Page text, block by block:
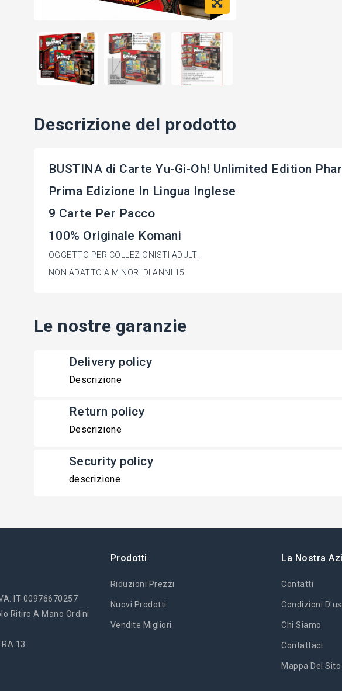
Descrizione del prodotto
BUSTINA di Carte Yu-Gi-Oh! Unlimited Edition
Prima Edizione In Lingua Inglese
9 Carte Per Pacco
100% Originale Komani
OGGETTO PER COLLEZIONISTI ADULTI
NON ADATTO A MINORI DI ANNI 15
Le nostre garanzie
Delivery policy
Descrizione
Return policy
Descrizione
Security policy
descrizione
IT-00976670257
Ritiro A Mano Ordini
13
Prodotti
Riduzioni Prezzi
Nuovi Prodotti
Vendite Migliori
La Nostra
Contatti
Condizioni
Chi Siamo
Contattaci
Mappa Del Sito